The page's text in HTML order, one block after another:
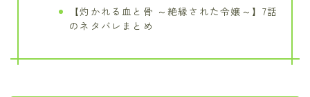
【灼かれる血と骨 ～絶縁された令嬢～】7話
のネタバレまとめ